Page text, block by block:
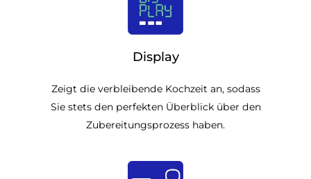
Display
Zeigt die verbleibende Kochzeit an, sodass
Sie stets den perfekten Überblick über den
Zubereitungsprozess haben.